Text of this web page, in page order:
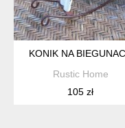
KONIK NA
Rustic Home
105 zł